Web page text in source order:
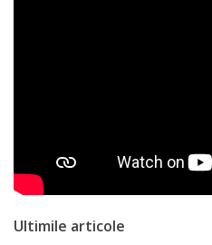
Ultimile articole